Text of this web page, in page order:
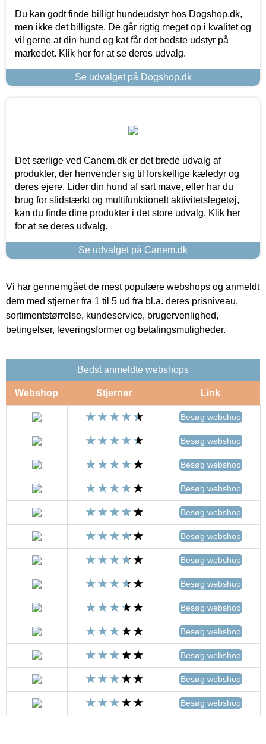
Du kan godt finde billigt hundeudstyr hos Dogshop.dk,
men ikke det billigste. De går rigtig meget op i kvalitet og
vil gerne at din hund og kat får det bedste udstyr på
markedet. Klik her for at se deres udvalg.
Se udvalget på Dogshop.dk
Det særlige ved Canem.dk er det brede udvalg af
produkter, der henvender sig til forskellige kæledyr og
deres ejere. Lider din hund af sart mave, eller har du
brug for slidstærkt og multifunktionelt aktivitetslegetøj,
kan du finde dine produkter i det store udvalg. Klik her
for at se deres udvalg.
Se udvalget på Canem.dk
Vi har gennemgået de mest populære webshops og anmeldt
dem med stjerner fra 1 til 5 ud fra bl.a. deres prisniveau,
sortimentstørrelse, kundeservice, brugervenlighed,
betingelser, leveringsformer og betalingsmuligheder.
Bedst anmeldte webshops
Webshop Stjerner Link
Besøg webshop
Besøg webshop
Besøg webshop
Besøg webshop
Besøg webshop
Besøg webshop
Besøg webshop
Besøg webshop
Besøg webshop
Besøg webshop
Besøg webshop
Besøg webshop
Besøg webshop